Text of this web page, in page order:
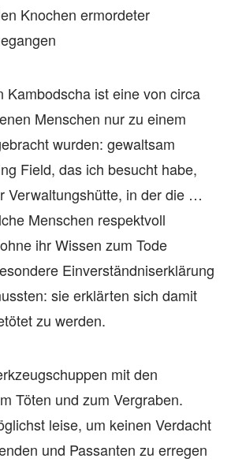
Knochen ermordeter
Kambodscha ist eine von circa
Menschen nur zu einem
wurden: gewaltsam
Field, das ich besucht habe,
Verwaltungshütte, in der die …
Menschen respektvoll
ihr Wissen zum Tode
Einverständniserklärung
sie erklärten sich damit
zu werden.
mit den
Töten und zum Vergraben.
leise, um keinen Verdacht
und Passanten zu erregen